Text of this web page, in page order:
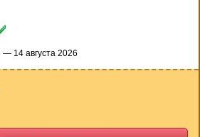
— 14 августа 2026